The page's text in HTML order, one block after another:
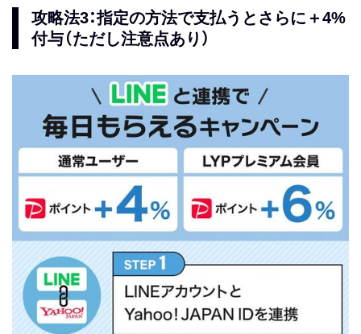
攻略法3：指定の方法で支払うとさらに＋4%
付与（ただし注意点あり）